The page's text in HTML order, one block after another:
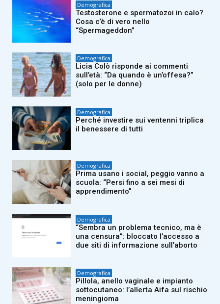
Demografica
Testosterone e spermatozoi in calo?
Cosa c’è di vero nello
“Spermageddon”
Demografica
Licia Colò risponde ai commenti
sull’età: “Da quando è un’offesa?”
(solo per le donne)
Demografica
Perché investire sui ventenni triplica
il benessere di tutti
Demografica
Prima usano i social, peggio vanno a
scuola: “Persi fino a sei mesi di
apprendimento”
Demografica
“Sembra un problema tecnico, ma è
una censura”: bloccato l’accesso a
due siti di informazione sull’aborto
Demografica
Pillola, anello vaginale e impianto
sottocutaneo: l’allerta Aifa sul rischio
meningioma